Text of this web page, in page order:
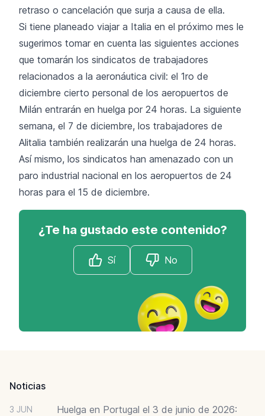
retraso o cancelación que surja a causa de ella.
Si tiene planeado viajar a Italia en el próximo mes le
sugerimos tomar en cuenta las siguientes acciones
que tomarán los sindicatos de trabajadores
relacionados a la aeronáutica civil: el 1ro de
diciembre cierto personal de los aeropuertos de
Milán entrarán en huelga por 24 horas. La siguiente
semana, el 7 de diciembre, los trabajadores de
Alitalia también realizarán una huelga de 24 horas.
Así mismo, los sindicatos han amenazado con un
paro industrial nacional en los aeropuertos de 24
horas para el 15 de diciembre.
¿Te ha gustado este contenido?
Sí No
Noticias
3 JUN
Huelga en Portugal el 3 de junio de 2026: